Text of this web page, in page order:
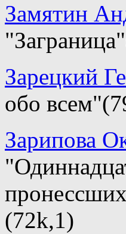
Замятин
Зарецкий
обо
Зарипова
(72k,1)